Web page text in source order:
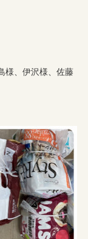
様、伊沢様、佐藤